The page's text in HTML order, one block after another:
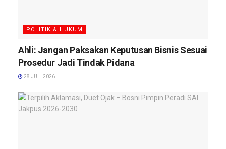
POLITIK & HUKUM
Ahli: Jangan Paksakan Keputusan Bisnis Sesuai
Prosedur Jadi Tindak Pidana
28 JULI 2026